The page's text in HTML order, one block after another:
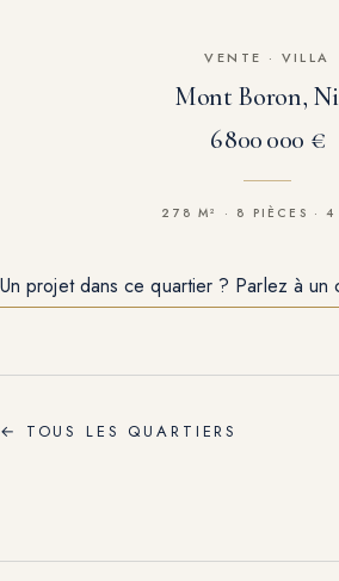
VENTE · VILLA
Mont Boron,
6 800 000 €
278 M² · 8 PIÈCES ·
Un projet dans ce quartier ? Parlez à un
← TOUS LES QUARTIERS